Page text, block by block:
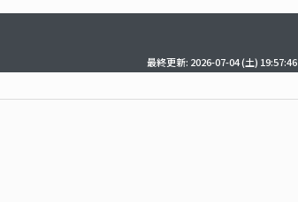
最終更新: 2026-07-04 (土) 19:57:46